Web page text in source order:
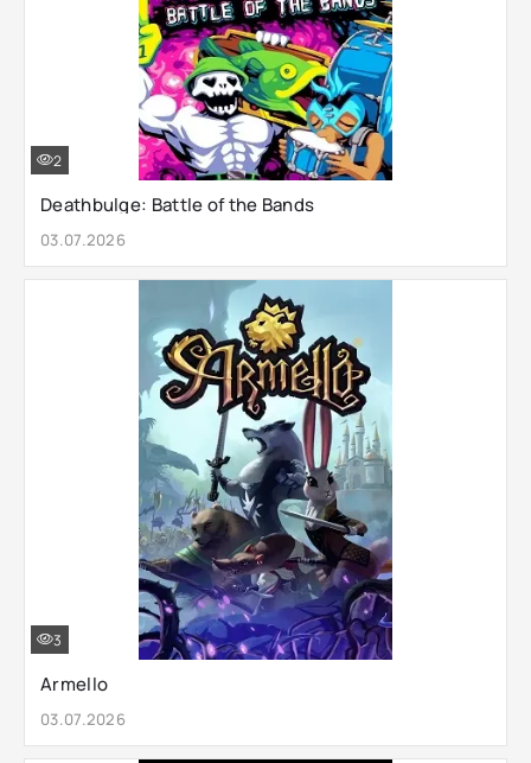
Deathbulge: Battle of the Bands
03.07.2026
2
Armello
03.07.2026
3